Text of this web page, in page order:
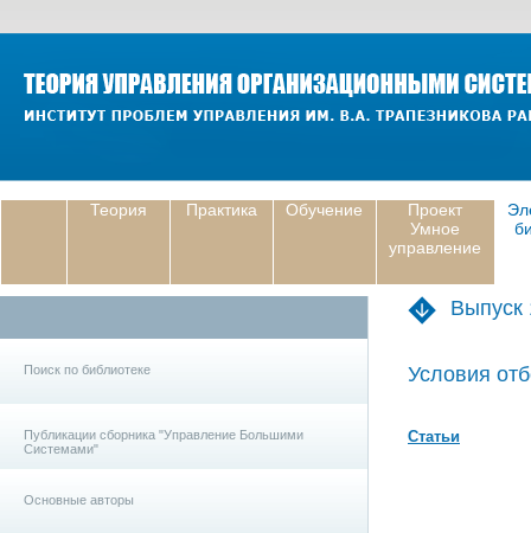
Теория Практика Обучение
Проект
Умное
управление
Поиск по библиотеке
Публикации сборника "Управление Большими
Системами"
Основные авторы
Выпуск
Условия
Статьи